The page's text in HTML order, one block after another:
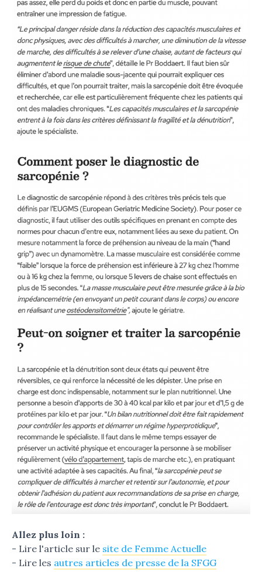
Allez plus loin :
- Lire l'article sur le site de Femme Actuelle
- Lire les autres articles de presse de la SFGG